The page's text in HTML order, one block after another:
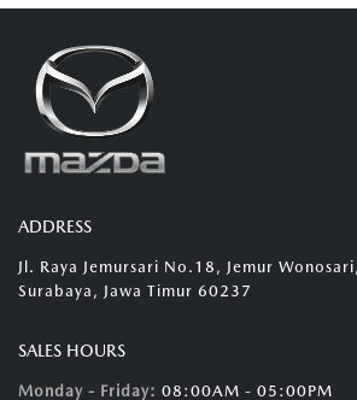
ADDRESS
Jl. Raya Jemursari No.18, Jemur
Surabaya, Jawa Timur 60237
SALES HOURS
Monday - Friday: 08:00AM - 05:00PM